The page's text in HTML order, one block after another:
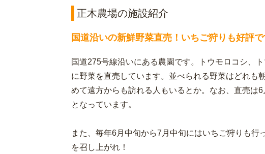
正木農場の施設紹介
国道沿いの新鮮野菜直売！いちご狩りも好評で
国道275号線沿いにある農園です。トウモロコシ、
に野菜を直売しています。並べられる野菜はどれも
めて遠方からも訪れる人もいるとか。なお、直売は
となっています。
また、毎年6月中旬から7月中旬にはいちご狩りも行
を召し上がれ！